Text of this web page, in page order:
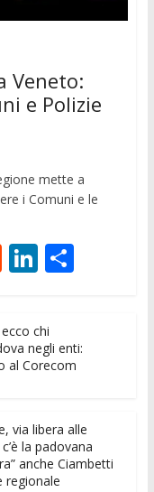
Veneto:
e Polizie
mette a
i Comuni e le
R
di
t
Li
k
e
dI
C
di
vi
chi
negli enti:
al Corecom
via libera alle
la padovana
anche Ciambetti
regionale